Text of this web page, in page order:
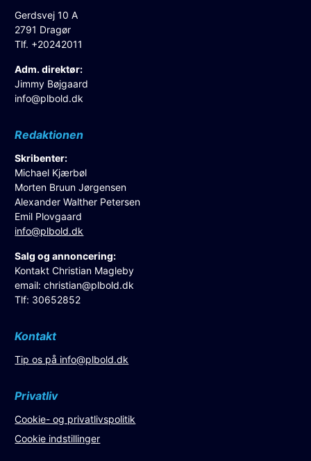
Gerdsvej 10 A
2791 Dragør
Tlf. +20242011
Adm. direktør:
Jimmy Bøjgaard
info@plbold.dk
Redaktionen
Skribenter:
Michael Kjærbøl
Morten Bruun Jørgensen
Alexander Walther Petersen
Emil Plovgaard
info@plbold.dk
Salg og annoncering:
Kontakt Christian Magleby
email:christian@plbold.dk
Tlf: 30652852
Kontakt
Tip os på info@plbold.dk
Privatliv
Cookie- og privatlivspolitik
Cookie indstillinger